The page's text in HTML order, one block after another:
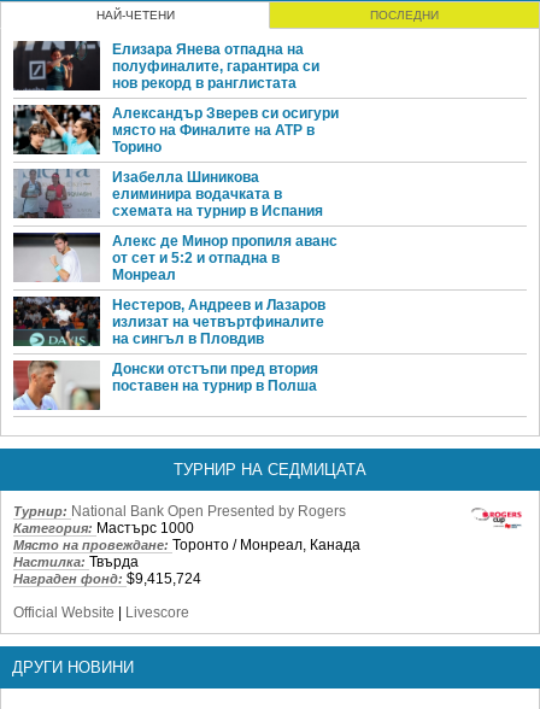
НАЙ-ЧЕТЕНИ ПОСЛЕДНИ
Елизара Янева отпадна на
полуфиналите, гарантира си
нов рекорд в ранглистата
Александър Зверев си осигури
място на Финалите на ATP в
Торино
Изабелла Шиникова
елиминира водачката в
схемата на турнир в Испания
Алекс де Минор пропиля аванс
от сет и 5:2 и отпадна в
Монреал
Нестеров, Андреев и Лазаров
излизат на четвъртфиналите
на сингъл в Пловдив
Донски отстъпи пред втория
поставен на турнир в Полша
ТУРНИР НА СЕДМИЦАТА
Турнир: National Bank Open Presented by Rogers
Категория: Мастърс 1000
Място на провеждане: Торонто / Монреал, Канада
Настилка: Твърда
Награден фонд: $9,415,724
Official Website | Livescore
ДРУГИ НОВИНИ